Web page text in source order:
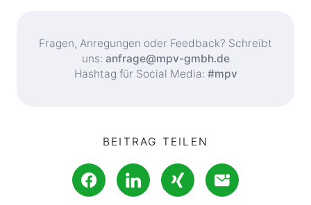
Fragen, Anregungen oder Feedback? Schreibt
uns: anfrage@mpv-gmbh.de
Hashtag für Social Media: #mpv
BEITRAG TEILEN